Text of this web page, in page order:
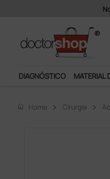
DIAGNÓSTICO MATERIAL
home Home Cirurgia